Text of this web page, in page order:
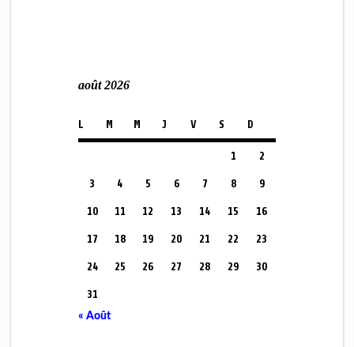
août 2026
L M M J V S D
1 2
3 4 5 6 7 8 9
10 11 12 13 14 15 16
17 18 19 20 21 22 23
24 25 26 27 28 29 30
31
« Août